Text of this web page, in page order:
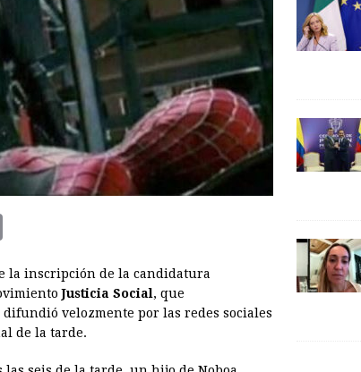
p
y
L
i
la inscripción de la candidatura
Justicia Social, que
difundió velozmente por las redes sociales
de la tarde.